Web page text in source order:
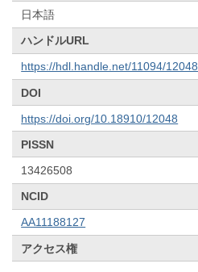
日本語
ハンドルURL
https://hdl.handle.net/11094/12048
DOI
https://doi.org/10.18910/12048
PISSN
13426508
NCID
AA11188127
アクセス権